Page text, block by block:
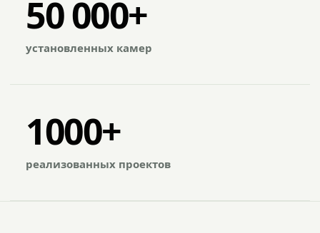
50 000+
установленных камер
1000+
реализованных проектов